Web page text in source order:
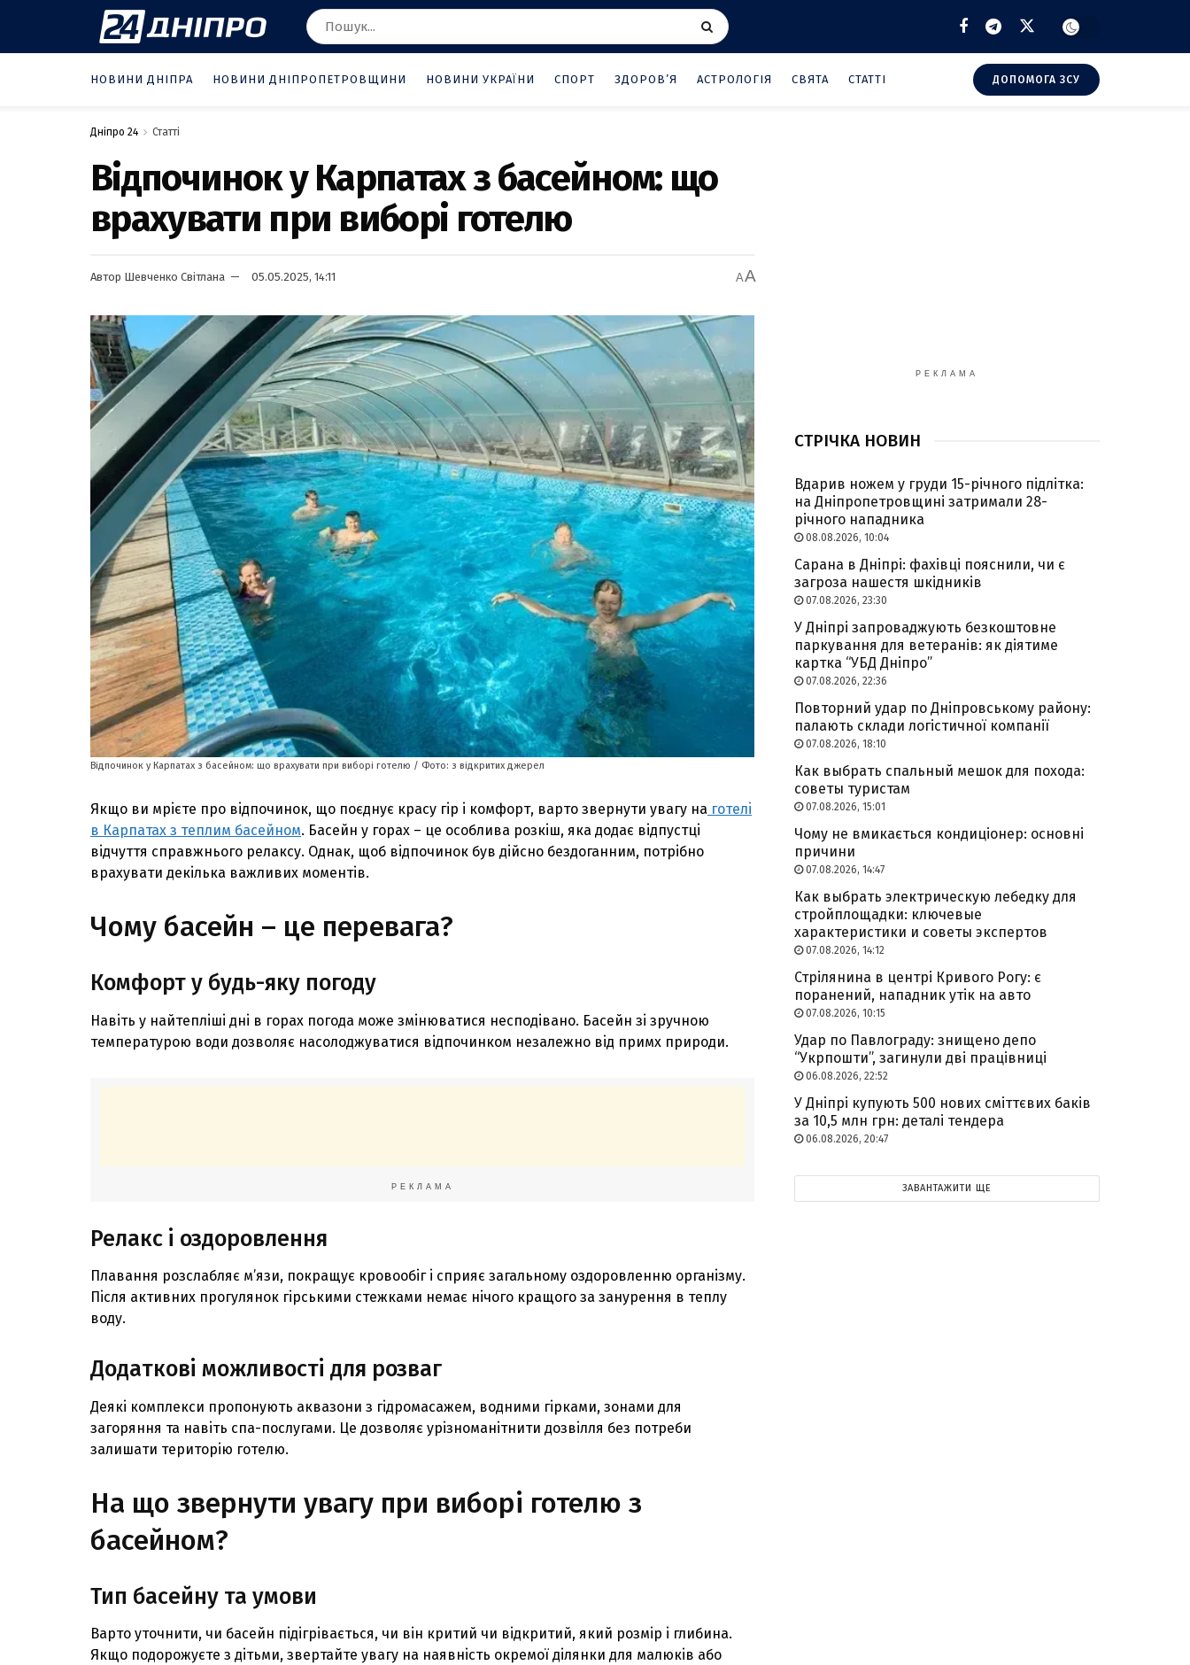
НОВИНИ ДНІПРА НОВИНИ ДНІПРОПЕТРОВЩИНИ НОВИНИ УКРАЇНИ СПОРТ ЗДОРОВ’Я АСТРОЛОГІЯ СВЯТА СТАТТІ ДОПОМОГА ЗСУ
Дніпро 24 Статті
Вiдпочинок у Карпатах з басейном: що
врахувати при виборi готелю
Автор Шевченко Світлана 05.05.2025, 14:11 AA
Вiдпочинок у Карпатах з басейном: що врахувати при виборi готелю / Фото: з відкритих джерел
Якщо ви мрiєте про вiдпочинок, що поєднує красу гiр i комфорт, варто звернути увагу на готелi
в Карпатах з теплим басейном. Басейн у горах – це особлива розкiш, яка додає вiдпустцi
вiдчуття справжнього релаксу. Однак, щоб вiдпочинок був дiйсно бездоганним, потрiбно
врахувати декiлька важливих моментiв.
Чому басейн – це перевага?
Комфорт у будь-яку погоду
Навiть у найтеплiшi днi в горах погода може змiнюватися несподiвано. Басейн зi зручною
температурою води дозволяє насолоджуватися вiдпочинком незалежно вiд примх природи.
РЕКЛАМА
Релакс i оздоровлення
Плавання розслабляє м’язи, покращує кровообiг i сприяє загальному оздоровленню органiзму.
Пiсля активних прогулянок гiрськими стежками немає нiчого кращого за занурення в теплу
воду.
Додатковi можливостi для розваг
Деякi комплекси пропонують аквазони з гiдромасажем, водними гiрками, зонами для
загоряння та навiть спа-послугами. Це дозволяє урiзноманiтнити дозвiлля без потреби
залишати територiю готелю.
На що звернути увагу при виборi готелю з
басейном?
Тип басейну та умови
Варто уточнити, чи басейн пiдiгрiвається, чи вiн критий чи вiдкритий, який розмiр i глибина.
Якщо подорожуєте з дiтьми, звертайте увагу на наявнiсть окремої дiлянки для малюкiв або
РЕКЛАМА
СТРІЧКА НОВИН
Вдарив ножем у груди 15-річного підлітка:
на Дніпропетровщині затримали 28-
річного нападника
08.08.2026, 10:04
Сарана в Дніпрі: фахівці пояснили, чи є
загроза нашестя шкідників
07.08.2026, 23:30
У Дніпрі запроваджують безкоштовне
паркування для ветеранів: як діятиме
картка “УБД Дніпро”
07.08.2026, 22:36
Повторний удар по Дніпровському району:
палають склади логістичної компанії
07.08.2026, 18:10
Как выбрать спальный мешок для похода:
советы туристам
07.08.2026, 15:01
Чому не вмикається кондиціонер: основні
причини
07.08.2026, 14:47
Как выбрать электрическую лебедку для
стройплощадки: ключевые
характеристики и советы экспертов
07.08.2026, 14:12
Стрілянина в центрі Кривого Рогу: є
поранений, нападник утік на авто
07.08.2026, 10:15
Удар по Павлограду: знищено депо
“Укрпошти”, загинули дві працівниці
06.08.2026, 22:52
У Дніпрі купують 500 нових сміттєвих баків
за 10,5 млн грн: деталі тендера
06.08.2026, 20:47
ЗАВАНТАЖИТИ ЩЕ